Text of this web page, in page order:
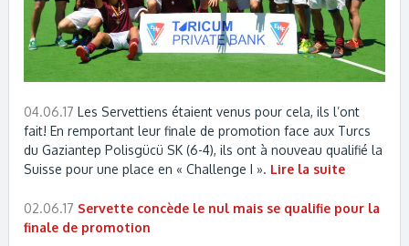
04.06.17 Les Servettiens étaient venus pour cela, ils l’ont
fait! En remportant leur finale de promotion face aux Turcs
du Gaziantep Polisgücü SK (6-4), ils ont à nouveau qualifié la
Suisse pour une place en « Challenge I ». Lire la suite
02.06.17 Servette concède le nul mais se qualifie pour la
finale de promotion